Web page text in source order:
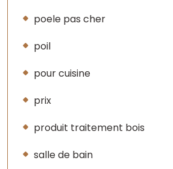
poele pas cher
poil
pour cuisine
prix
produit traitement bois
salle de bain